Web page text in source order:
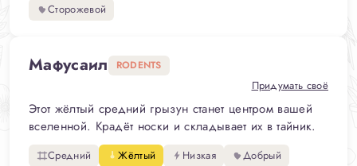
Сторожевой
Мафусаил RODENTS
Придумать своё
Этот жёлтый средний грызун станет центром вашей
вселенной. Крадёт носки и складывает их в тайник.
Средний Жёлтый Низкая Добрый